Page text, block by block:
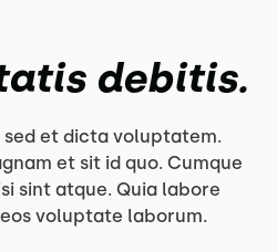
debitis.
sed et dicta voluptatem.
et sit id quo. Cumque
sint atque. Quia labore
voluptate laborum.